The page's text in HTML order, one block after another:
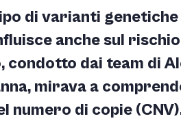
di varianti
anche sul
condotto dai team di
mirava a
numero di copie